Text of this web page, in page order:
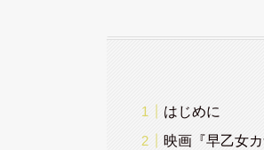
はじめに
映画『早乙女